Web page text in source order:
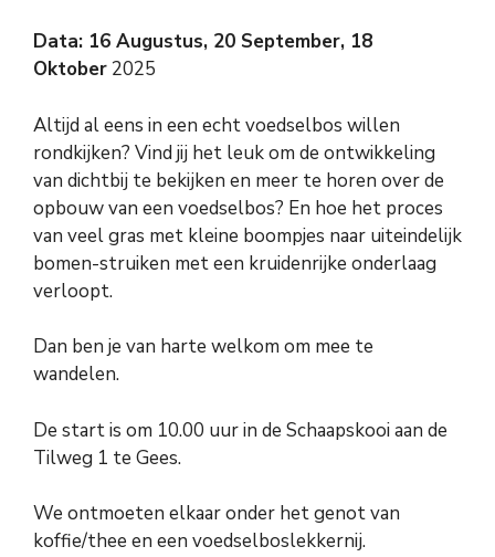
Data: 16 Augustus, 20 September, 18
Oktober 2025
Altijd al eens in een echt voedselbos willen
rondkijken? Vind jij het leuk om de ontwikkeling
van dichtbij te bekijken en meer te horen over de
opbouw van een voedselbos? En hoe het proces
van veel gras met kleine boompjes naar uiteindelijk
bomen-struiken met een kruidenrijke onderlaag
verloopt.
Dan ben je van harte welkom om mee te
wandelen.
De start is om 10.00 uur in de Schaapskooi aan de
Tilweg 1 te Gees.
We ontmoeten elkaar onder het genot van
koffie/thee en een voedselboslekkernij.